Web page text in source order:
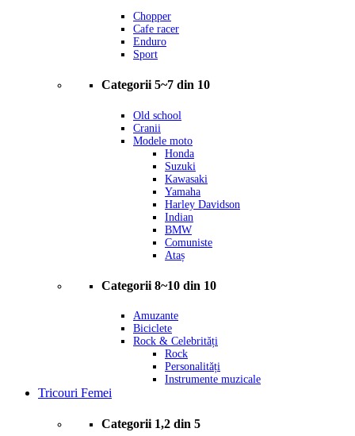
Chopper
Cafe racer
Enduro
Sport
Categorii 5~7 din 10
Old school
Cranii
Modele moto
Honda
Suzuki
Kawasaki
Yamaha
Harley Davidson
Indian
BMW
Comuniste
Ataș
Categorii 8~10 din 10
Amuzante
Biciclete
Rock & Celebrități
Rock
Personalități
Instrumente muzicale
Tricouri Femei
Categorii 1,2 din 5